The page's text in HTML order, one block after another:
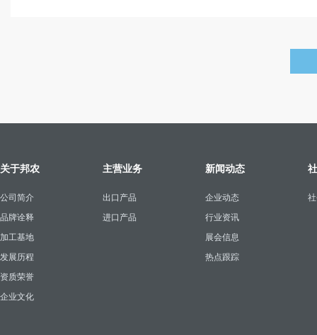
关于邦农
公司简介
品牌诠释
加工基地
发展历程
资质荣誉
企业文化
主营业务
出口产品
进口产品
新闻动态
企业动态
行业资讯
展会信息
热点跟踪